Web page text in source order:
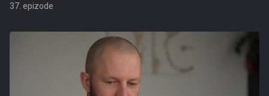
37. epizode